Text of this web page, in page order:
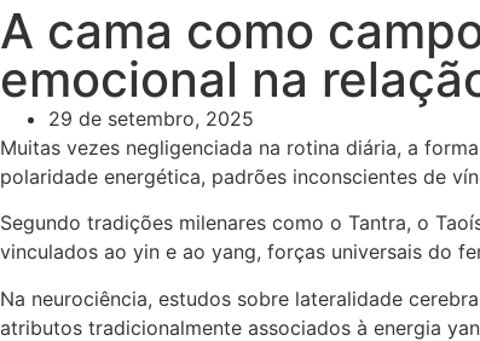
A cama como
emocional na
29 de setembro, 2025
Muitas vezes negligenciada na rotina diária, a
polaridade energética, padrões inconscientes de
Segundo tradições milenares como o Tantra, o
vinculados ao yin e ao yang, forças universais do
Na neurociência, estudos sobre lateralidade
atributos tradicionalmente associados à energia